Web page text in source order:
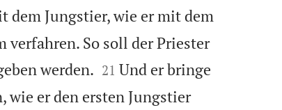
dem Jungstier, wie er mit dem
So soll der Priester
werden.
21 Und er bringe
wie er den ersten Jungstier